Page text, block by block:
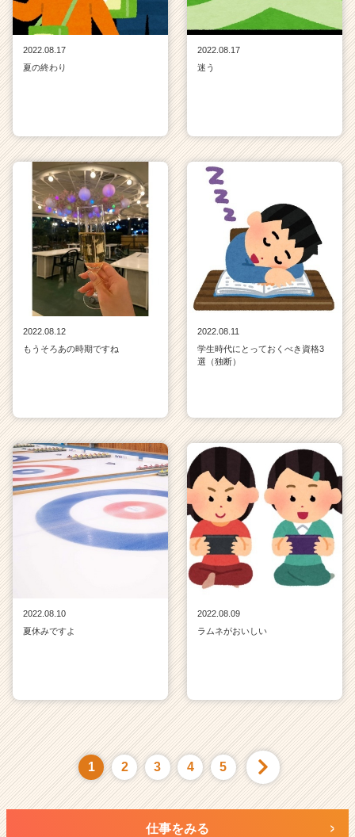
2022.08.17
夏の終わり
2022.08.17
迷う
2022.08.12
もうそろあの時期ですね
2022.08.11
学生時代にとっておくべき資格3
選（独断）
2022.08.10
夏休みですよ
2022.08.09
ラムネがおいしい
1 2 3 4 5
仕事をみる